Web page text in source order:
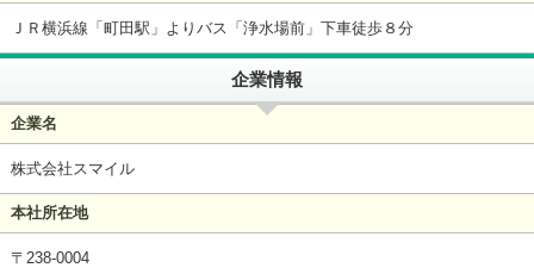
ＪＲ横浜線「町田駅」よりバス「浄水場前」下車徒歩８分
企業情報
企業名
株式会社スマイル
本社所在地
〒238-0004